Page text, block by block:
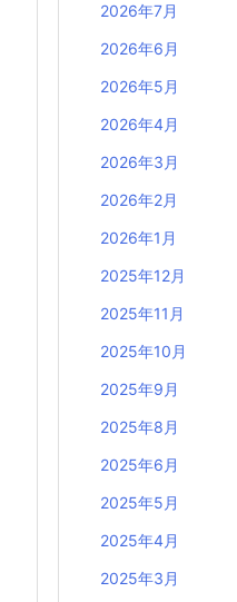
2026年7月
2026年6月
2026年5月
2026年4月
2026年3月
2026年2月
2026年1月
2025年12月
2025年11月
2025年10月
2025年9月
2025年8月
2025年6月
2025年5月
2025年4月
2025年3月